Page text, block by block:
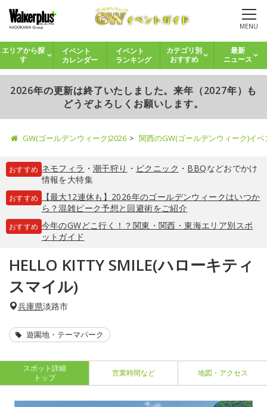
MENU
エリアから探
す
イベント
カレンダー
イベント
ランキング
カテゴリ別
おすすめ
最新
ニュース
2026年の更新は終了いたしました。来年（2027年）も
どうぞよろしくお願いします。
GW(ゴールデンウィーク)2026 関西のGW(ゴールデンウィーク)イ
おすすめ ネモフィラ ・ 潮干狩り ・ ピクニック ・ BBQなどおでかけ
情報を大特集
おすすめ
【最大12連休も】2026年のゴールデンウィークはいつか
ら？混雑ピーク予想と回避術をご紹介
おすすめ 今年のGWどこ行く！？関東・関西・東海エリア別スポ
ットガイド
HELLO KITTY SMILE(ハローキティ
スマイル)
兵庫県淡路市
遊園地・テーマパーク
スポット詳細
トップ
営業時間など 地図・アクセス